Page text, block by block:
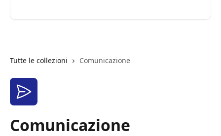
Tutte le collezioni Comunicazione
Comunicazione